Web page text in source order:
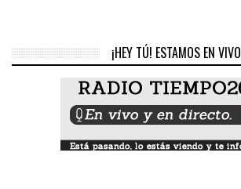
¡HEY TÚ! ESTAMOS EN VIVO